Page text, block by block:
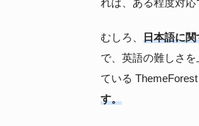
むしろ、 日本語に
で、英語の難しさ
ている
す。